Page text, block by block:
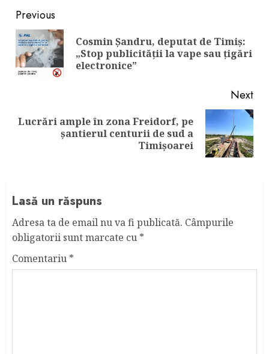
Continue
Reading
Previous
Cosmin Șandru, deputat de Timiș:
„Stop publicității la vape sau țigări
electronice”
Next
Next
Lucrări ample în zona Freidorf, pe
șantierul centurii de sud a
Timișoarei
Lasă un răspuns
Adresa ta de email nu va fi publicată. Câmpurile
obligatorii sunt marcate cu *
Comentariu *